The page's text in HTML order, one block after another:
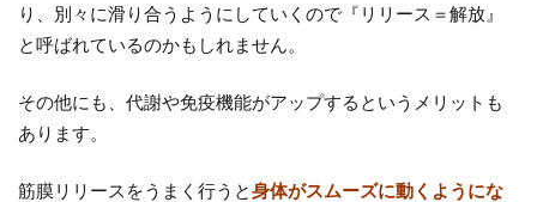
り、別々に滑り合うようにしていくので『リリース＝解放』
と呼ばれているのかもしれません。
その他にも、代謝や免疫機能がアップするというメリットも
あります。
筋膜リリースをうまく行うと身体がスムーズに動くようにな